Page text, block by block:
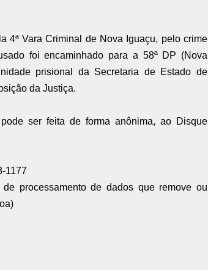
4ª Vara Criminal de Nova Iguaçu, pelo crime
foi encaminhado para a 58ª DP (Nova
prisional da Secretaria de Estado de
da Justiça.
ser feita de forma anônima, ao Disque
1177
processamento de dados que remove ou